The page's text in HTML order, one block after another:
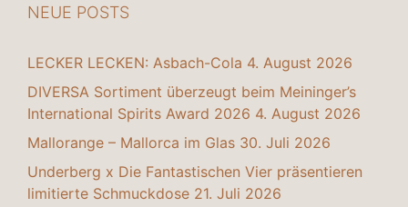
NEUE POSTS
LECKER LECKEN: Asbach-Cola 4. August 2026
DIVERSA Sortiment überzeugt beim Meininger’s
International Spirits Award 2026 4. August 2026
Mallorange – Mallorca im Glas 30. Juli 2026
Underberg x Die Fantastischen Vier präsentieren
limitierte Schmuckdose 21. Juli 2026